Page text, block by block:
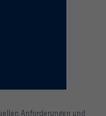
Anforderungen und